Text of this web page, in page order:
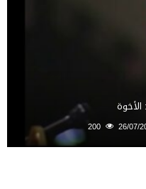
26/07/